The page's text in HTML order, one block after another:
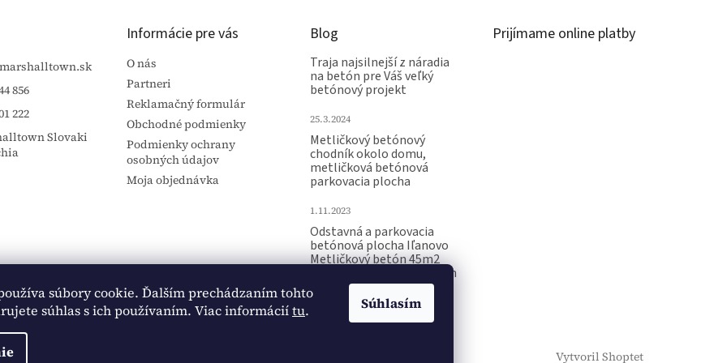
súbory cookie. Ďalším prechádzaním tohto
súhlas s ich používaním. Viac informáciítu. Súhlasím
marshalltown.sk
856
222
Slovaki
Informácie pre vás
O nás
Partneri
Reklamačný formulár
Obchodné podmienky
Podmienky ochrany
osobných údajov
Moja objednávka
Blog
Traja najsilnejší z náradia
na betón pre Váš veľký
betónový projekt
25.3.2024
Metličkový betónový
chodník okolo domu,
metličková betónová
parkovacia plocha
1.11.2023
Odstavná a parkovacia
betónová plocha Iľanovo
Metličkový betón 45m2
Raznica pečiatka na betón
15.10.2023
Prijímame online platby
Vytvoril Shoptet